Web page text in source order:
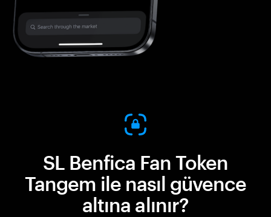
SL Benfica Fan Token
Tangem ile nasıl güvence
altına alınır?